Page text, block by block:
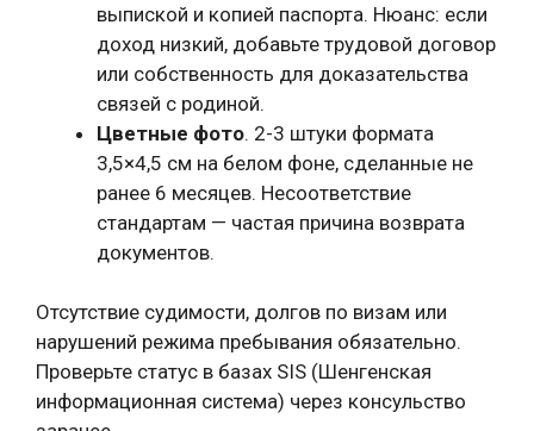
выпиской и копией паспорта. Нюанс: если
доход низкий, добавьте трудовой договор
или собственность для доказательства
связей с родиной.
Цветные фото. 2-3 штуки формата
3,5×4,5 см на белом фоне, сделанные не
ранее 6 месяцев. Несоответствие
стандартам — частая причина возврата
документов.
Отсутствие судимости, долгов по визам или
нарушений режима пребывания обязательно.
Проверьте статус в базах SIS (Шенгенская
информационная система) через консульство